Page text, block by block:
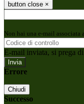
button close ×
Non hai una e-mail associata
E-mail inviata, si prega
Errore
Chiudi
Successo